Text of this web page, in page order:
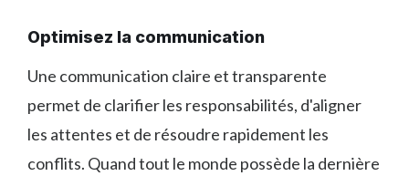
Optimisez la communication
Une communication claire et transparente
permet de clarifier les responsabilités, d'aligner
les attentes et de résoudre rapidement les
conflits. Quand tout le monde possède la dernière